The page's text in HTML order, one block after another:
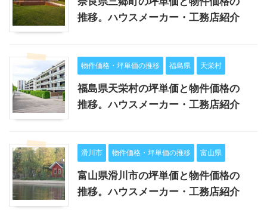
推移。ハウスメーカー・工務店紹介
物件価格・坪単価の推移 福島県 天栄村
福島県天栄村の坪単価と物件価格の
推移。ハウスメーカー・工務店紹介
滑川市 物件価格・坪単価の推移 富山県
富山県滑川市の坪単価と物件価格の
推移。ハウスメーカー・工務店紹介